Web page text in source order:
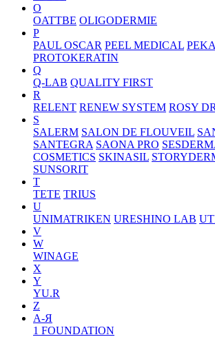
O
OATTBE OLIGODERMIE
P
PAUL OSCAR PEEL MEDICAL
PROTOKERATIN
Q
Q-LAB QUALITY FIRST
R
RELENT RENEW SYSTEM ROSY
S
SALERM SALON DE FLOUVEIL
SANTEGRA SAONA PRO
COSMETICS SKINASIL
SUNSORIT
T
TETE TRIUS
U
UNIMATRIKEN URESHINO LAB
V
W
WINAGE
X
Y
YU.R
Z
А-Я
1 FOUNDATION